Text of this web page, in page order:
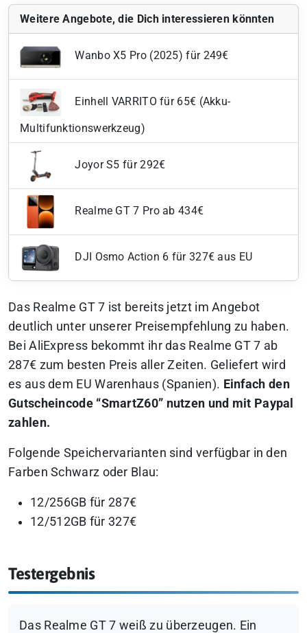
Weitere Angebote, die Dich interessieren könnten
Wanbo X5 Pro (2025) für 249€
Einhell VARRITO für 65€ (Akku-
Multifunktionswerkzeug)
Joyor S5 für 292€
Realme GT 7 Pro ab 434€
DJI Osmo Action 6 für 327€ aus EU
Das Realme GT 7 ist bereits jetzt im Angebot
deutlich unter unserer Preisempfehlung zu haben.
Bei AliExpress bekommt ihr das Realme GT 7 ab
287€ zum besten Preis aller Zeiten. Geliefert wird
es aus dem EU Warenhaus (Spanien). Einfach den
Gutscheincode “SmartZ60” nutzen und mit Paypal
zahlen.
Folgende Speichervarianten sind verfügbar in den
Farben Schwarz oder Blau:
12/256GB für 287€
12/512GB für 327€
Testergebnis
Das Realme GT 7 weiß zu überzeugen. Ein